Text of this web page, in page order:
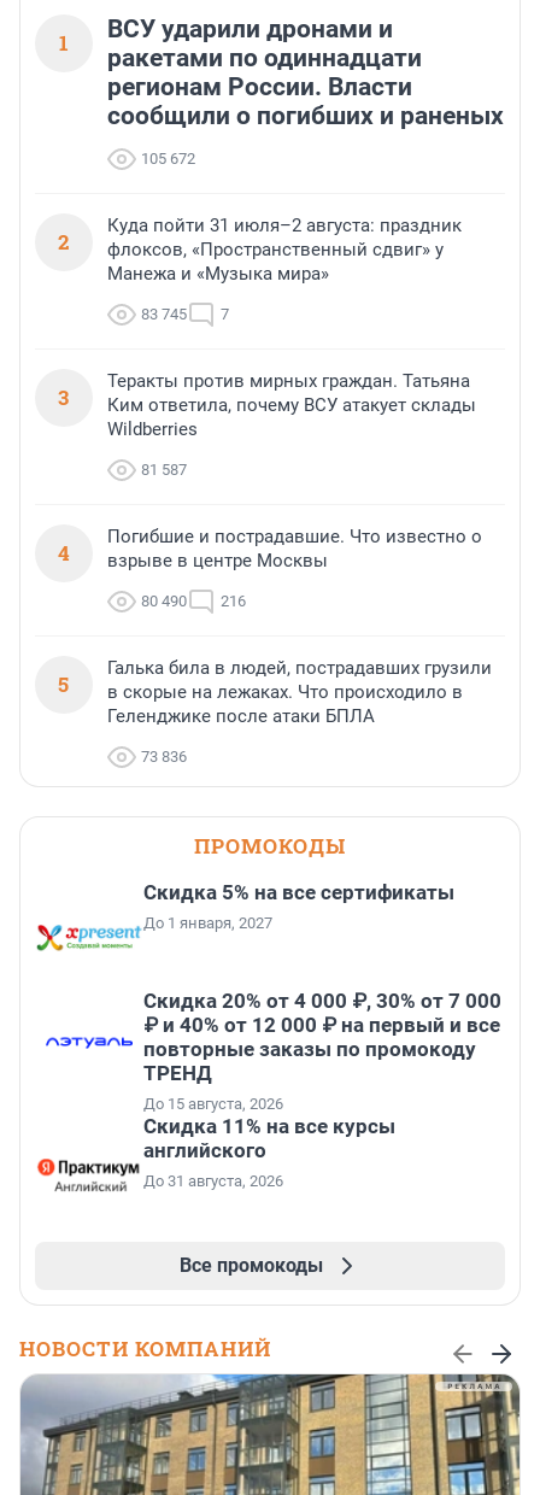
1
ВСУ ударили дронами и
ракетами по одиннадцати
регионам России. Власти
сообщили о погибших и раненых
105 672
2
Куда пойти 31 июля–2 августа: праздник
флоксов, «Пространственный сдвиг» у
Манежа и «Музыка мира»
83 745 7
3
Теракты против мирных граждан. Татьяна
Ким ответила, почему ВСУ атакует склады
Wildberries
81 587
4
Погибшие и пострадавшие. Что известно о
взрыве в центре Москвы
80 490 216
5
Галька била в людей, пострадавших грузили
в скорые на лежаках. Что происходило в
Геленджике после атаки БПЛА
73 836
ПРОМОКОДЫ
Скидка 5% на все сертификаты
До 1 января, 2027
Скидка 20% от 4 000 ₽, 30% от 7 000
₽ и 40% от 12 000 ₽ на первый и все
повторные заказы по промокоду
ТРЕНД
До 15 августа, 2026
Скидка 11% на все курсы
английского
До 31 августа, 2026
Все промокоды
НОВОСТИ КОМПАНИЙ